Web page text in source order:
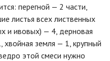
перегной — 2 части,
листья всех лиственных
и ивовых) — 4, дерновая
хвойная земля — 1, крупный
этой смеси нужно